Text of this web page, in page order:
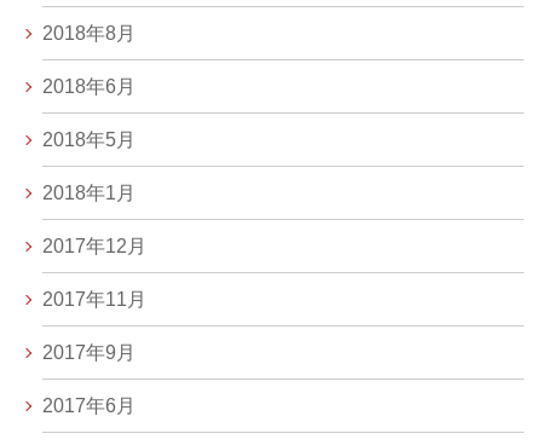
2018年8月
2018年6月
2018年5月
2018年1月
2017年12月
2017年11月
2017年9月
2017年6月